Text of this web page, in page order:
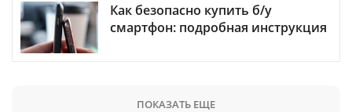
Как безопасно купить б/у
смартфон: подробная инструкция
ПОКАЗАТЬ ЕЩЕ